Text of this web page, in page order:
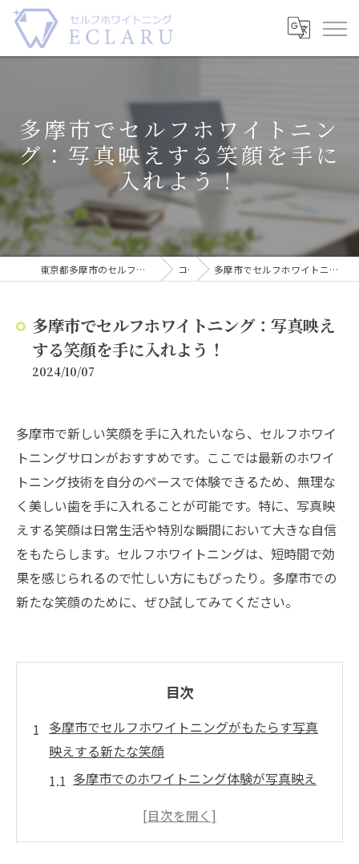
多摩市でセルフホワイトニン
グ：写真映えする笑顔を手に
入れよう！
東京都多摩市のセルフホワイトニングならECLARU-エクラル- コラム 多摩市でセルフホワイトニング：写真映えする笑顔を手に入れよう！
多摩市でセルフホワイトニング：写真映え
する笑顔を手に入れよう！
2024/10/07
多摩市で新しい笑顔を手に入れたいなら、セルフホワイ
トニングサロンがおすすめです。ここでは最新のホワイ
トニング技術を自分のペースで体験できるため、無理な
く美しい歯を手に入れることが可能です。特に、写真映
えする笑顔は日常生活や特別な瞬間において大きな自信
をもたらします。セルフホワイトニングは、短時間で効
果を感じられるので忙しい方にもぴったり。多摩市での
新たな笑顔のために、ぜひ試してみてください。
目次
多摩市でセルフホワイトニングがもたらす写真
映えする新たな笑顔
多摩市でのホワイトニング体験が写真映え
セルフホワイトニングで笑顔を変える方法